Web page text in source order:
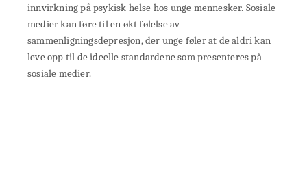
innvirkning på psykisk helse hos unge mennesker. Sosiale
medier kan føre til en økt følelse av
sammenligningsdepresjon, der unge føler at de aldri kan
leve opp til de ideelle standardene som presenteres på
sosiale medier.